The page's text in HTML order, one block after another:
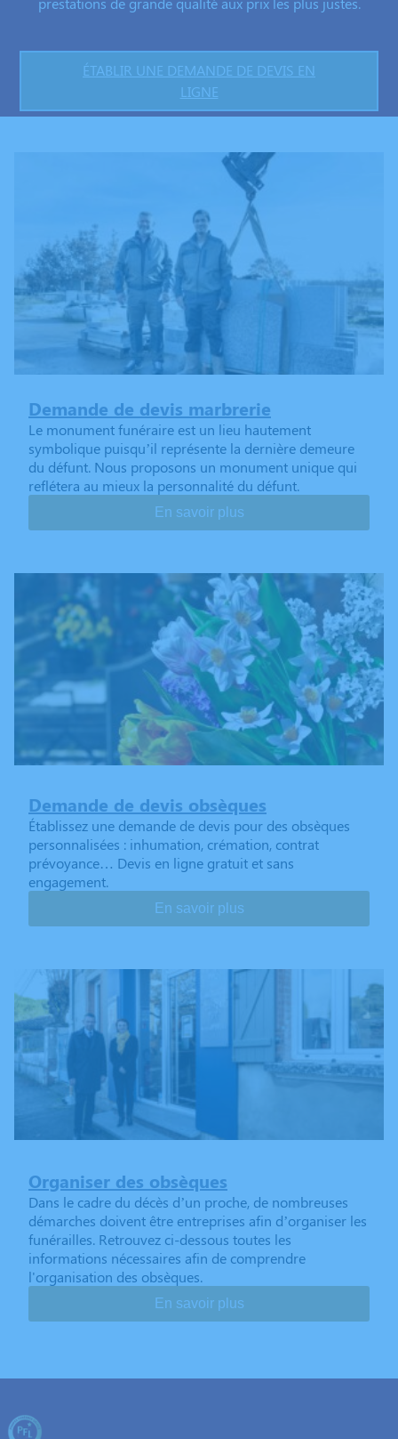
ÉTABLIR UNE DEMANDE DE DEVIS EN
LIGNE
Demande de devis marbrerie
Le monument funéraire est un lieu hautement
symbolique puisqu’il représente la dernière demeure
du défunt. Nous proposons un monument unique qui
reflétera au mieux la personnalité du défunt.
En savoir plus
Demande de devis obsèques
Établissez une demande de devis pour des obsèques
personnalisées : inhumation, crémation, contrat
prévoyance… Devis en ligne gratuit et sans
engagement.
En savoir plus
Organiser des obsèques
Dans le cadre du décès d’un proche, de nombreuses
démarches doivent être entreprises afin d’organiser les
funérailles. Retrouvez ci-dessous toutes les
informations nécessaires afin de comprendre
l'organisation des obsèques.
En savoir plus